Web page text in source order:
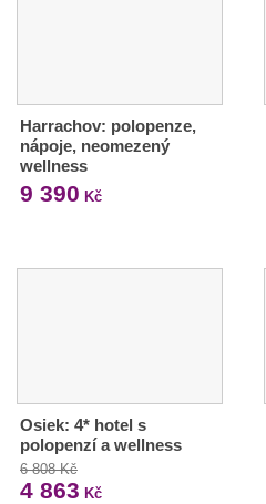
Harrachov: polopenze,
nápoje, neomezený
wellness
9 390 Kč
Osiek: 4* hotel s
polopenzí a wellness
6 808 Kč
4 863 Kč